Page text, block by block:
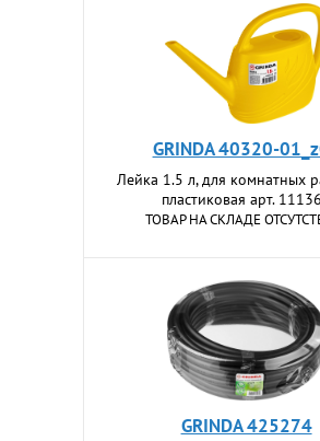
GRINDA 40320-
Лейка 1.5 л, для комнатных
пластиковая арт.
ТОВАР НА СКЛАДЕ
GRINDA 425274